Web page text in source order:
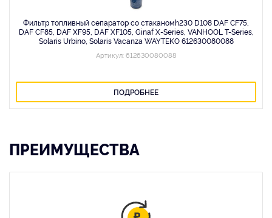
Фильтр топливный сепаратор со стаканомh230 D108 DAF CF75,
DAF CF85, DAF XF95, DAF XF105, Ginaf X-Series, VANHOOL T-Series,
Solaris Urbino, Solaris Vacanza WAYTEKO 612630080088
Артикул: 612630080088
ПОДРОБНЕЕ
ПРЕИМУЩЕСТВА